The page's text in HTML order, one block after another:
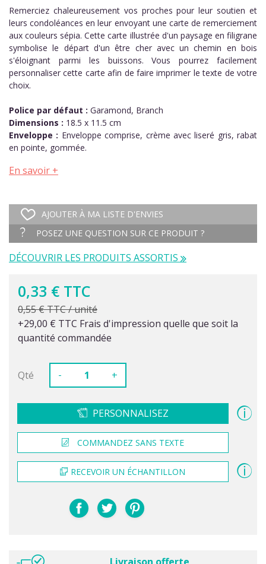
Remerciez chaleureusement vos proches pour leur soutien et
leurs condoléances en leur envoyant une carte de remerciement
aux couleurs sépia. Cette carte illustrée d'un paysage en filigrane
symbolise le départ d'un être cher avec un chemin en bois
s'éloignant parmi les buissons. Vous pourrez facilement
personnaliser cette carte afin de faire imprimer le texte de votre
choix.
Police par défaut : Garamond, Branch
Dimensions : 18.5 x 11.5 cm
Enveloppe : Enveloppe comprise, crème avec liseré gris, rabat
en pointe, gommée.
En savoir +
AJOUTER À MA LISTE D'ENVIES
POSEZ UNE QUESTION SUR CE PRODUIT ?
DÉCOUVRIR LES PRODUITS ASSORTIS
0,33 € TTC
0,55 € TTC / unité
+29,00 € TTC Frais d'impression quelle que soit la
quantité commandée
Qté - +
PERSONNALISEZ
COMMANDEZ SANS TEXTE
RECEVOIR UN ÉCHANTILLON